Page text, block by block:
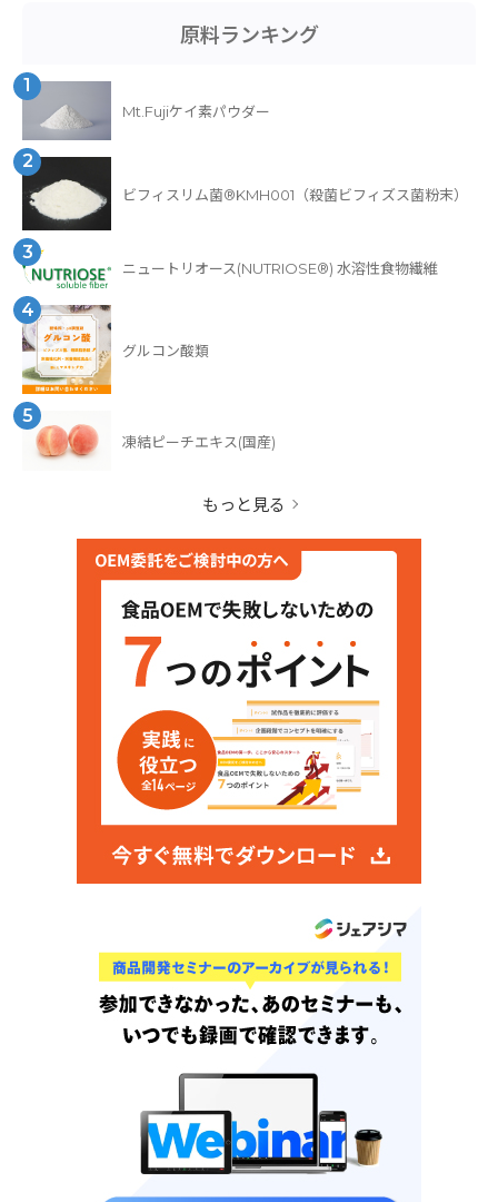
原料ランキング
1
Mt.Fujiケイ素パウダー
2
ビフィスリム菌®KMH001（殺菌ビフィズス菌粉末）
3
ニュートリオース(NUTRIOSE®) 水溶性食物繊維
4
グルコン酸類
5
凍結ピーチエキス(国産)
もっと見る